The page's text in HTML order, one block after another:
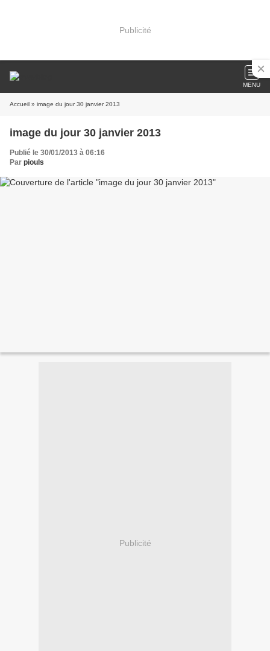
Publicité
MENU
Accueil » image du jour 30 janvier 2013
image du jour 30 janvier 2013
Publié le 30/01/2013 à 06:16
Par piouls
Publicité